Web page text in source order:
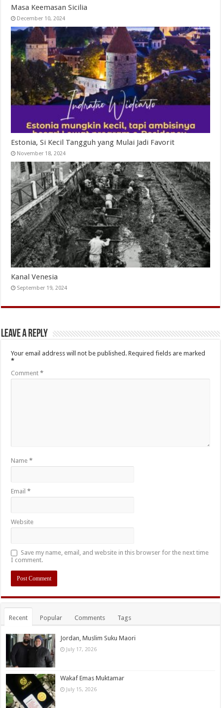
Masa Keemasan Sicilia
December 10, 2024
Estonia, Si Kecil Tangguh yang Mulai Jadi Favorit
November 18, 2024
Kanal Venesia
September 19, 2024
Leave a Reply
Your email address will not be published. Required fields are marked
*
Comment*
Name*
Email*
Website
Save my name, email, and website in this browser for the next time
I comment.
Recent Popular Comments Tags
Jordan, Muslim Suku Maori
July 17, 2026
Wakaf Emas Muktamar
July 15, 2026